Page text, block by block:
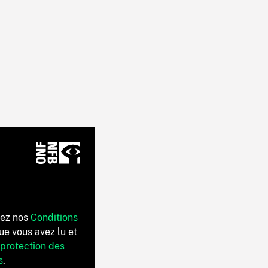
nos Conditions
vous avez lu et
des
.